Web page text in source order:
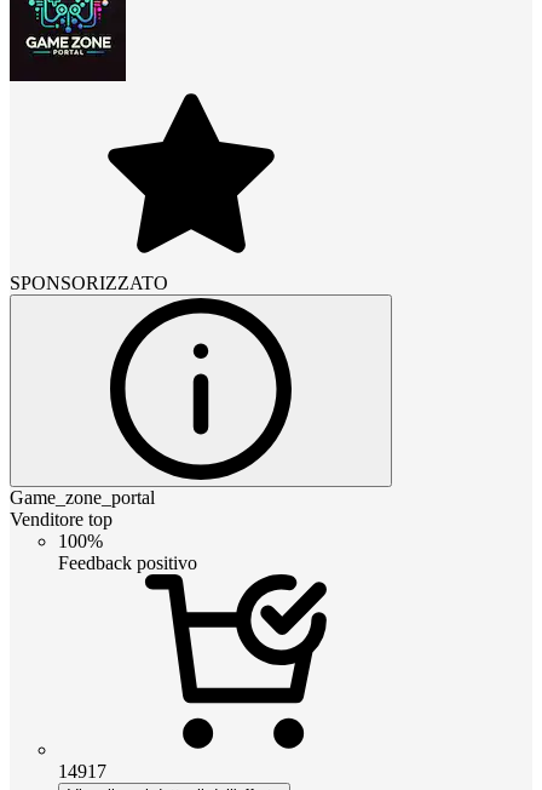
SPONSORIZZATO
Game_zone_portal
Venditore top
100%
Feedback positivo
14917